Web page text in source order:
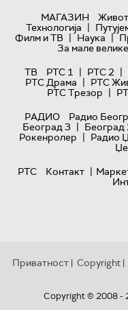
МАГАЗИН
Живот
Технологијa |
Филм и ТВ | Наука |
За мале
ТВ
РТС 1 | РТС 2 |
РТС Драма | РТС
РТС Трезор |
РАДИО
Радио
Београд 3 | Београд
Рокенролер | Радио
РТС
Контакт |
Приватност | Copyright |
Copyright © 2008 -